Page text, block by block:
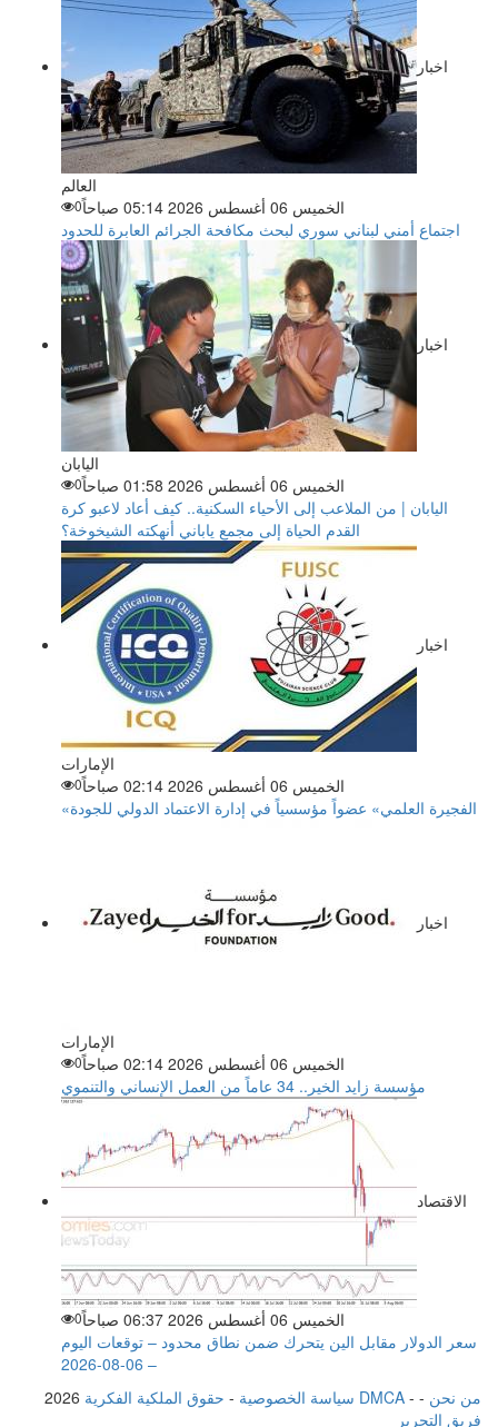
اخبار
العالم
الخميس 06 أغسطس 2026 05:14 صباحاً
0
اجتماع أمني لبناني سوري لبحث مكافحة الجرائم العابرة للحدود
اخبار
اليابان
الخميس 06 أغسطس 2026 01:58 صباحاً
0
اليابان | من الملاعب إلى الأحياء السكنية.. كيف أعاد لاعبو كرة
القدم الحياة إلى مجمع ياباني أنهكته الشيخوخة؟
اخبار
الإمارات
الخميس 06 أغسطس 2026 02:14 صباحاً
0
«الفجيرة العلمي» عضواً مؤسسياً في إدارة الاعتماد الدولي للجودة
اخبار
الإمارات
الخميس 06 أغسطس 2026 02:14 صباحاً
0
مؤسسة زايد الخير.. 34 عاماً من العمل الإنساني والتنموي
الاقتصاد
الخميس 06 أغسطس 2026 06:37 صباحاً 0
سعر الدولار مقابل الين يتحرك ضمن نطاق محدود – توقعات اليوم
– 06-08-2026
2026
سياسة الخصوصية - حقوق الملكية الفكرية DMCA - من نحن -
فريق التحرير